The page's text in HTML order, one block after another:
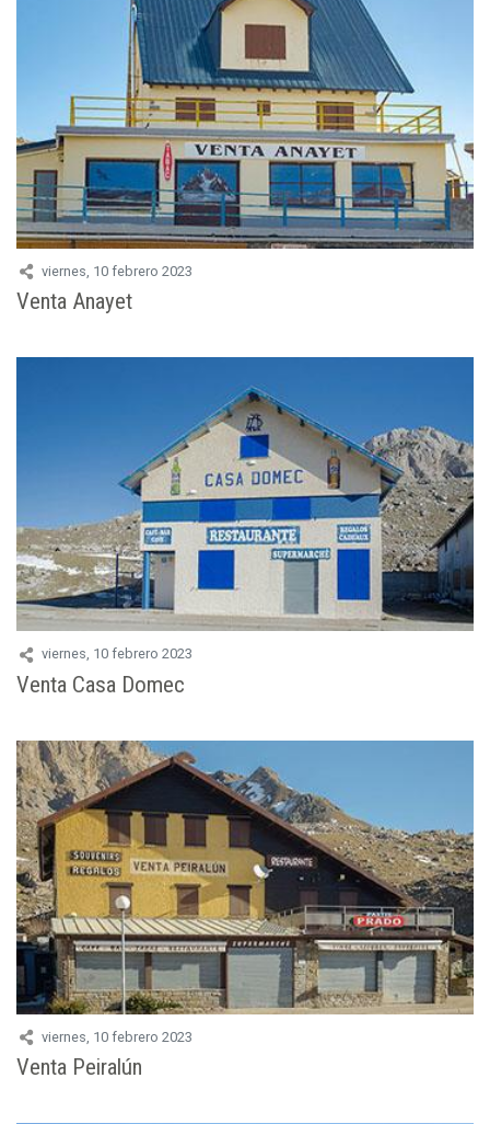
viernes, 10 febrero 2023
Venta Anayet
viernes, 10 febrero 2023
Venta Casa Domec
viernes, 10 febrero 2023
Venta Peiralún